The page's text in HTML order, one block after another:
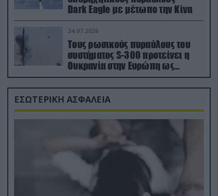
Dark Eagle με μέτωπο την Κίνα
24.07.2026
Τους ρωσικούς πυραύλους του
συστήματος S-300 προτείνει η
Ουκρανία στην Ευρώπη ως
αντιβαλλιστικό σύστημα
ΕΣΩΤΕΡΙΚΗ ΑΣΦΑΛΕΙΑ